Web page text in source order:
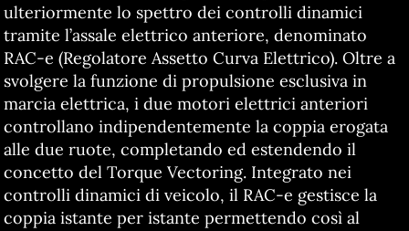
ulteriormente lo spettro dei controlli dinamici
tramite l’assale elettrico anteriore, denominato
RAC-e (Regolatore Assetto Curva Elettrico). Oltre a
svolgere la funzione di propulsione esclusiva in
marcia elettrica, i due motori elettrici anteriori
controllano indipendentemente la coppia erogata
alle due ruote, completando ed estendendo il
concetto del Torque Vectoring. Integrato nei
controlli dinamici di veicolo, il RAC-e gestisce la
coppia istante per istante permettendo così al